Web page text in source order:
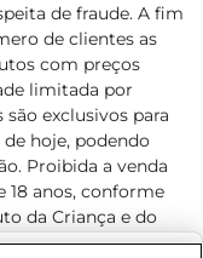
de fraude. A fim
de clientes as
com preços
limitada por
exclusivos para
hoje, podendo
Proibida a venda
18 anos, conforme
da Criança e do
para o